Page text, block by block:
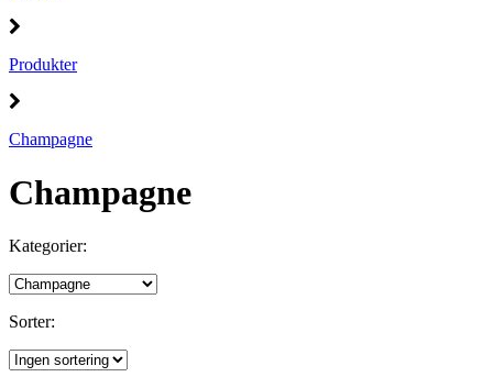
Produkter
Champagne
Champagne
Kategorier:
Sorter: